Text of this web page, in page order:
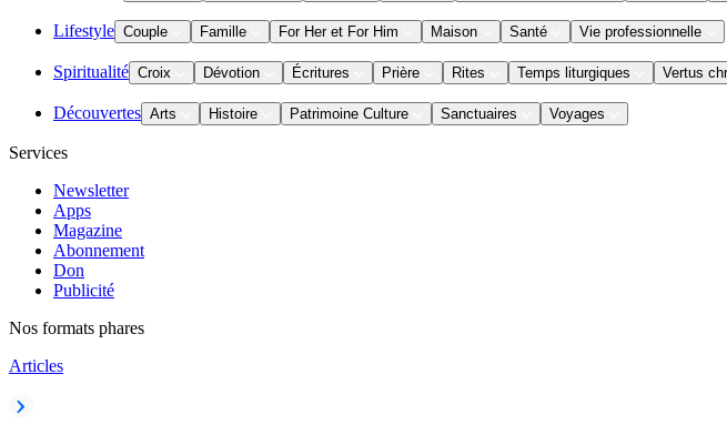
Lifestyle Couple Famille For Her et For Him Maison Santé Vie professionnelle
Spiritualité Croix Dévotion Écritures Prière Rites Temps liturgiques Vertus
Découvertes Arts Histoire Patrimoine Culture Sanctuaires Voyages
Services
Newsletter
Apps
Magazine
Abonnement
Don
Publicité
Nos formats phares
Articles